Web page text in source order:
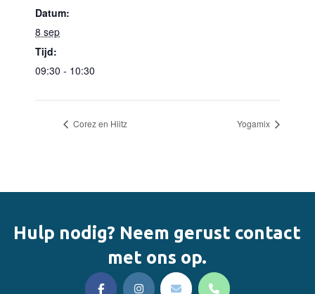
Datum:
8 sep
Tijd:
09:30 - 10:30
Corez en Hiitz Yogamix
Hulp nodig? Neem gerust contact
met ons op.